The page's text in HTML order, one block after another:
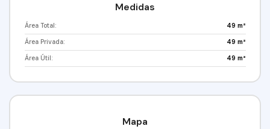
Medidas
Área Total: 49 m²
Área Privada: 49 m²
Área Útil: 49 m²
Mapa